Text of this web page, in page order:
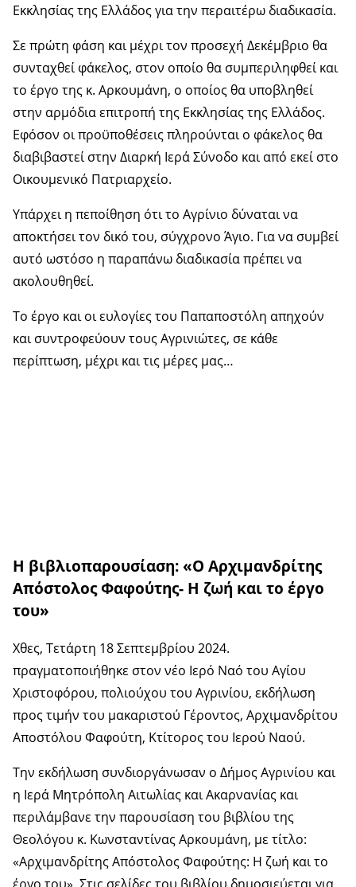
Εκκλησίας της Ελλάδος για την περαιτέρω διαδικασία.
Σε πρώτη φάση και μέχρι τον προσεχή Δεκέμβριο θα
συνταχθεί φάκελος, στον οποίο θα συμπεριληφθεί και
το έργο της κ. Αρκουμάνη, ο οποίος θα υποβληθεί
στην αρμόδια επιτροπή της Εκκλησίας της Ελλάδος.
Εφόσον οι προϋποθέσεις πληρούνται ο φάκελος θα
διαβιβαστεί στην Διαρκή Ιερά Σύνοδο και από εκεί στο
Οικουμενικό Πατριαρχείο.
Υπάρχει η πεποίθηση ότι το Αγρίνιο δύναται να
αποκτήσει τον δικό του, σύγχρονο Άγιο. Για να συμβεί
αυτό ωστόσο η παραπάνω διαδικασία πρέπει να
ακολουθηθεί.
Το έργο και οι ευλογίες του Παπαποστόλη απηχούν
και συντροφεύουν τους Αγρινιώτες, σε κάθε
περίπτωση, μέχρι και τις μέρες μας…
H βιβλιοπαρουσίαση: «Ο Αρχιμανδρίτης
Απόστολος Φαφούτης- Η ζωή και το έργο
του»
Χθες, Τετάρτη 18 Σεπτεμβρίου 2024.
πραγματοποιήθηκε στον νέο Ιερό Ναό του Αγίου
Χριστοφόρου, πολιούχου του Αγρινίου, εκδήλωση
προς τιμήν του μακαριστού Γέροντος, Αρχιμανδρίτου
Αποστόλου Φαφούτη, Κτίτορος του Ιερού Ναού.
Την εκδήλωση συνδιοργάνωσαν ο Δήμος Αγρινίου και
η Ιερά Μητρόπολη Αιτωλίας και Ακαρνανίας και
περιλάμβανε την παρουσίαση του βιβλίου της
Θεολόγου κ. Κωνσταντίνας Αρκουμάνη, με τίτλο:
«Αρχιμανδρίτης Απόστολος Φαφούτης: Η ζωή και το